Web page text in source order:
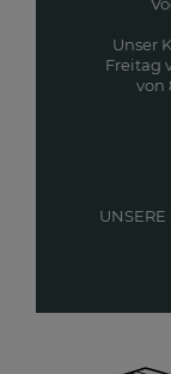
Unser
Freitag
von